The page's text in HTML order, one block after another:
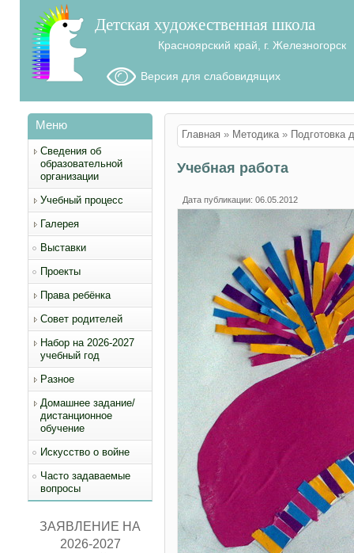
Детская художественная школа
Красноярский край, г. Железногорск
Версия для слабовидящих
Меню
Сведения об
образовательной
организации
Учебный процесс
Галерея
Выставки
Проекты
Права ребёнка
Совет родителей
Набор на 2026-2027
учебный год
Разное
Домашнее задание/
дистанционное
обучение
Искусство о войне
Часто задаваемые
вопросы
ЗАЯВЛЕНИЕ НА
2026-2027
Вы здесь
Главная » Методика » Подготовка
Учебная работа
Дата публикации: 06.05.2012